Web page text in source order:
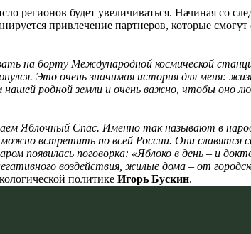
регионов будет увеличиваться. Начиная со
привлечение партнеров, которые
на борту Международной космической
Это очень значимая история для меня:
нашей родной земли и очень важно, чтобы оно
Яблочный Спас. Именно так называют в
встретить по всей России. Они
появилась поговорка: «Яблоко в день – и
воздействия, жилые дома – от
политике Игорь Бускин.